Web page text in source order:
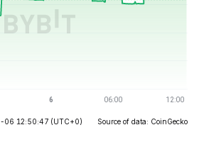
06 12:50:47 (UTC+0) Source of data: CoinGecko